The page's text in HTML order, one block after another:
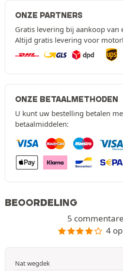
ONZE PARTNERS
Gratis levering bij aankoop van
Altijd gratis levering voor
ONZE BETAALMETHODEN
U kunt uw bestelling betalen
betaalmiddelen:
BEOORDELING
5
4
Nat wegdek